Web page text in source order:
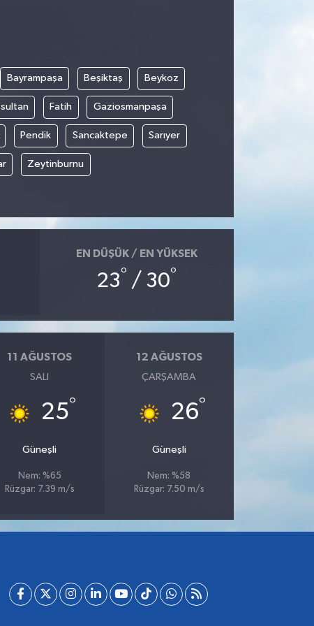
Bayrampaşa Beşiktaş Beykoz
Fatih Gaziosmanpaşa
Pendik Sancaktepe Sarıyer
Zeytinburnu
EN DÜŞÜK / EN YÜKSEK
23° / 30°
11 AĞUSTOS
SALI
25°
Güneşli
Nem: %65
Rüzgar: 7.39 m/s
12 AĞUSTOS
ÇARŞAMBA
26°
Güneşli
Nem: %58
Rüzgar: 7.50 m/s